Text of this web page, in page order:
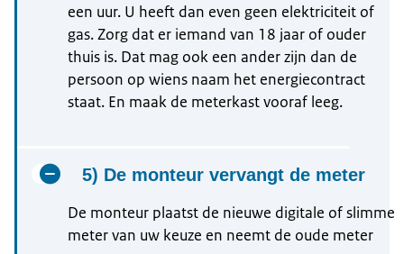
een uur. U heeft dan even geen elektriciteit of
gas. Zorg dat er iemand van 18 jaar of ouder
thuis is. Dat mag ook een ander zijn dan de
persoon op wiens naam het energiecontract
staat. En maak de meterkast vooraf leeg.
5) De monteur vervangt de meter
De monteur plaatst de nieuwe digitale of slimme
meter van uw keuze en neemt de oude meter